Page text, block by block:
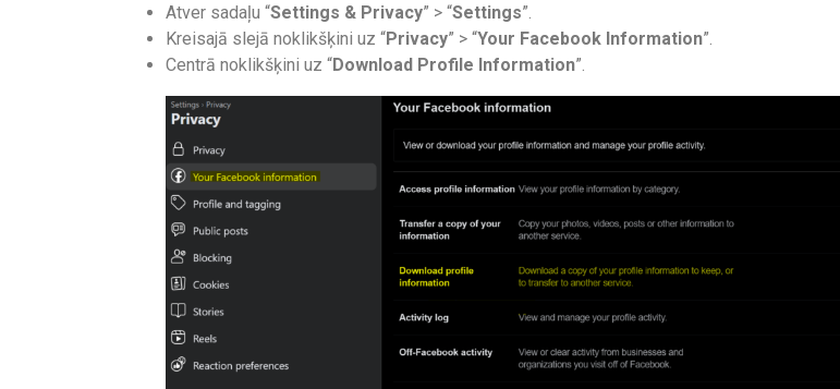
Atver sadaļu “Settings & Privacy” > “Settings”.
Kreisajā slejā noklikšķini uz “Privacy” > “Your Facebook Information”.
Centrā noklikšķini uz “Download Profile Information”.